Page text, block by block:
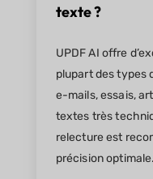
texte ?
UPDF AI offre
plupart des types
e-mails, essais,
textes très
relecture est
précision optimale.